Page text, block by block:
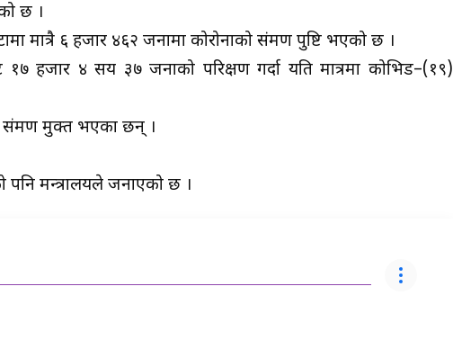
छ ।
मात्रै ६ हजार ४६२ जनामा कोरोनाको संक्रमण पुष्टि भएको छ ।
हजार ४ सय ३७ जनाको परिक्षण गर्दा यति मात्रमा कोभिड–(१९)
संक्रमण मुक्त भएका छन् ।
पनि मन्त्रालयले जनाएको छ ।